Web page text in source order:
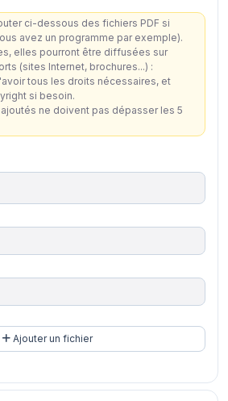
ci-dessous des fichiers PDF si
avez un programme par exemple).
elles pourront être diffusées sur
(sites Internet, brochures...) :
tous les droits nécessaires, et
si besoin.
ne doivent pas dépasser les 5
Ajouter un fichier